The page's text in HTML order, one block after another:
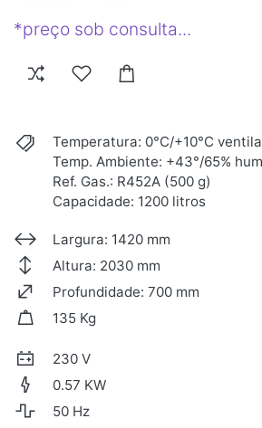
*preço sob consulta...
Temperatura: 0°C/+10°C
Temp. Ambiente: +43°/65%
Ref. Gas.: R452A (500 g)
Capacidade: 1200 litros
Largura: 1420 mm
Altura: 2030 mm
Profundidade: 700 mm
135 Kg
230 V
0.57 KW
50 Hz